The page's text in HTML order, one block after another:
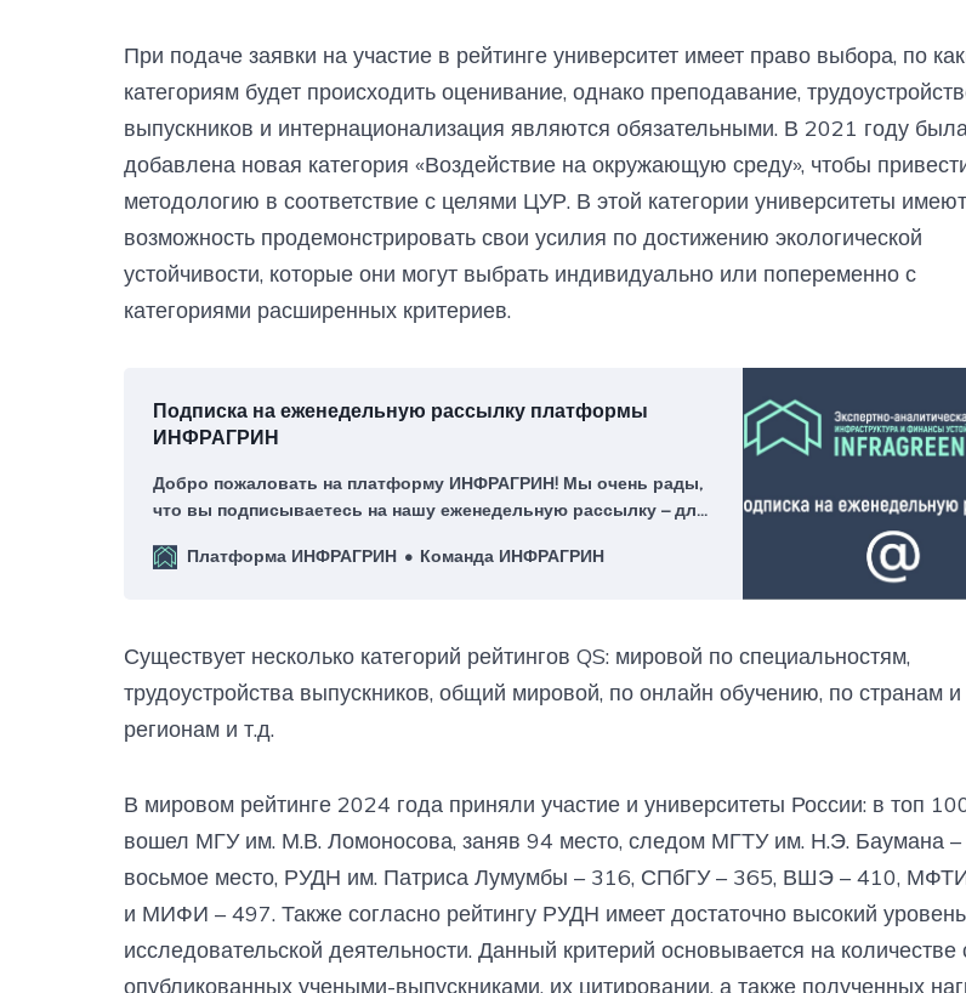
При подаче заявки на участие в рейтинге университет имеет право выбора, по
категориям будет происходить оценивание, однако преподавание,
выпускников и интернационализация являются обязательными. В 2021 году
добавлена новая категория «Воздействие на окружающую среду», чтобы
методологию в соответствие с целями ЦУР. В этой категории университеты имеют
возможность продемонстрировать свои усилия по достижению экологической
устойчивости, которые они могут выбрать индивидуально или попеременно с
категориями расширенных критериев.
Подписка на еженедельную рассылку платформы
ИНФРАГРИН
Добро пожаловать на платформу ИНФРАГРИН! Мы очень рады,
что вы подписываетесь на нашу еженедельную рассылку – для
Платформа ИНФРАГРИН
Команда ИНФРАГРИН
Существует несколько категорий рейтингов QS: мировой по специальностям,
трудоустройства выпускников, общий мировой, по онлайн обучению, по странам и
регионам и т.д.
В мировом рейтинге 2024 года приняли участие и университеты России: в топ
вошел МГУ им. М.В. Ломоносова, заняв 94 место, следом МГТУ им. Н.Э. Баумана
восьмое место, РУДН им. Патриса Лумумбы – 316, СПбГУ – 365, ВШЭ – 410,
и МИФИ – 497. Также согласно рейтингу РУДН имеет достаточно высокий уровень
исследовательской деятельности. Данный критерий основывается на количестве
опубликованных учеными-выпускниками, их цитировании, а также полученных